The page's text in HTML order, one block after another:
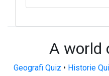
A world
Geografi Quiz • Historie